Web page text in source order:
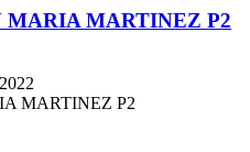
MARIA MARTINEZ P2
MARTINEZ P2